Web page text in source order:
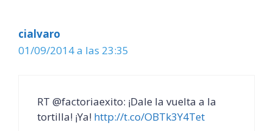
cialvaro
01/09/2014 a las 23:35
RT @factoriaexito: ¡Dale la vuelta a la
tortilla! ¡Ya! http://t.co/OBTk3Y4Tet